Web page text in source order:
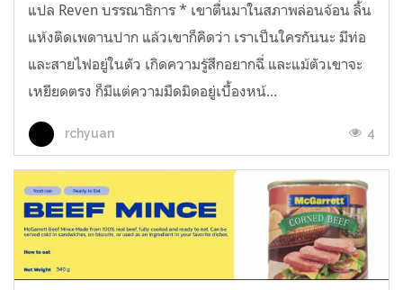
แปล Reven บรรณาธิการ * เขาตื่นมาในสภาพล่อนจ้อน ลิ้น
แห้งติดเพดานปาก แล้วเขาก็คิดว่า เราเป็นใครกันนะ มีท่อ
และสายไฟอยู่ในตัว เกิดความรู้สึกอยากฉี่ และแม้ตัวเขาจะ
เหยียดตรง ก็มีแต่ความมืดมิดอยู่เบื้องหน้...
rchyuan 4